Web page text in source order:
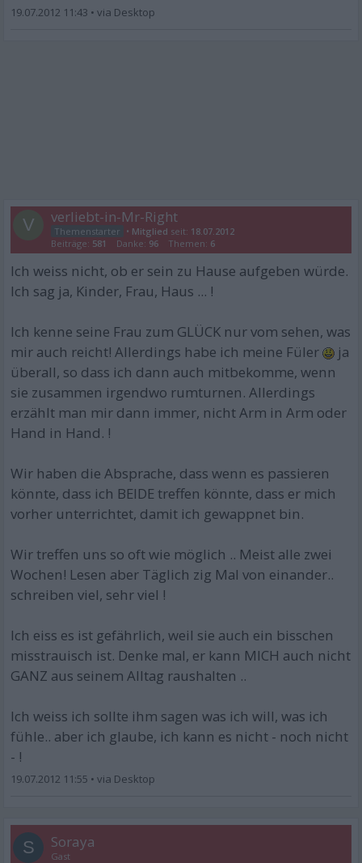
19.07.2012 11:43 •
V verliebt-in-Mr-Right
• Mitglied seit: 18.07.2012
Beiträge: 581 Danke: 96 Themen: 6
Ich weiss nicht, ob er sein zu Hause aufgeben würde.
Ich sag ja, Kinder, Frau, Haus ... !
Ich kenne seine Frau zum GLÜCK nur vom sehen, was
mir auch reicht! Allerdings habe ich meine Füler
ja
überall, so dass ich dann auch mitbekomme, wenn
sie zusammen irgendwo rumturnen. Allerdings
erzählt man mir dann immer, nicht Arm in Arm oder
Hand in Hand. !
Wir haben die Absprache, dass wenn es passieren
könnte, dass ich BEIDE treffen könnte, dass er mich
vorher unterrichtet, damit ich gewappnet bin.
Wir treffen uns so oft wie möglich .. Meist alle zwei
Wochen! Lesen aber Täglich zig Mal von einander..
schreiben viel, sehr viel !
Ich eiss es ist gefährlich, weil sie auch ein bisschen
misstrauisch ist. Denke mal, er kann MICH auch nicht
GANZ aus seinem Alltag raushalten ..
Ich weiss ich sollte ihm sagen was ich will, was ich
fühle.. aber ich glaube, ich kann es nicht - noch nicht
- !
19.07.2012 11:55 •
S Soraya
Gast